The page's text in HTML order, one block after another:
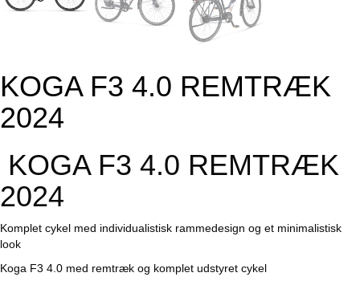
KOGA F3 4.0 REMTRÆK
2024
KOGA F3 4.0 REMTRÆK
2024
Komplet cykel med individualistisk rammedesign og et minimalistisk
look
Koga F3 4.0 med remtræk og komplet udstyret cykel